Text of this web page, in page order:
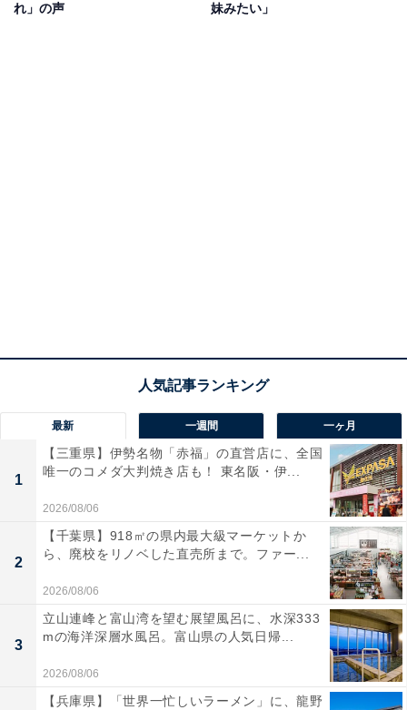
れ」の声
妹みたい」
最新 一週間 一ヶ月
1
【三重県】伊勢名物「赤福」の直営店に、全国
唯一のコメダ大判焼き店も！ 東名阪・伊...
2026/08/06
2
【千葉県】918㎡の県内最大級マーケットか
ら、廃校をリノベした直売所まで。ファー...
2026/08/06
3
立山連峰と富山湾を望む展望風呂に、水深333
mの海洋深層水風呂。富山県の人気日帰...
2026/08/06
【兵庫県】「世界一忙しいラーメン」に、龍野